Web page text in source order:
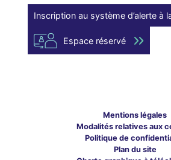
Inscription au système d’alerte à
Espace réservé
Mentions légales
Modalités relatives aux
Politique de
Plan du site